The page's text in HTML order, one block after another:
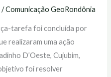
/Comunicação GeoRondônia
tarefa foi concluída por
realizaram uma ação
D’Oeste, Cujubim,
foi resolver